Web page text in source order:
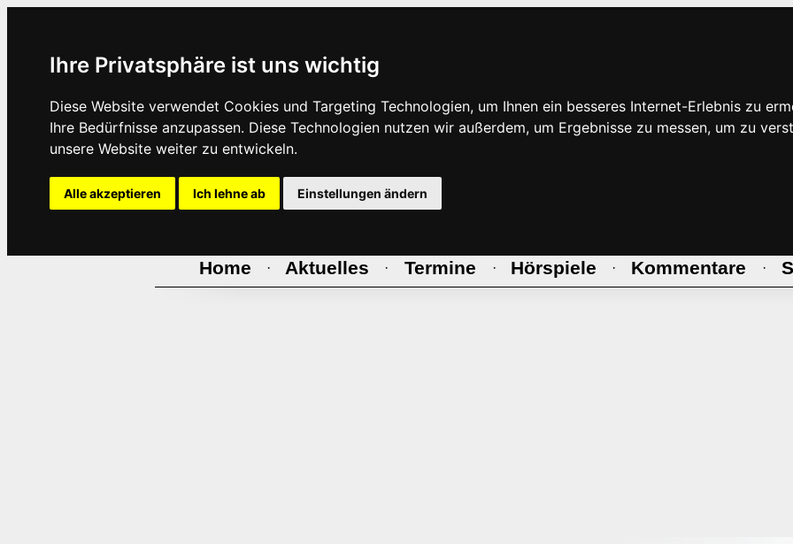
Ihre Privatsphäre ist uns wichtig
Diese Website verwendet Cookies und Targeting Technologien, um Ihnen ein besseres Internet-Erlebnis zu
Ihre Bedürfnisse anzupassen. Diese Technologien nutzen wir außerdem, um Ergebnisse zu messen, um zu
unsere Website weiter zu entwickeln.
Alle akzeptieren Ich lehne ab Einstellungen ändern
Home · Aktuelles · Termine · Hörspiele · Kommentare ·